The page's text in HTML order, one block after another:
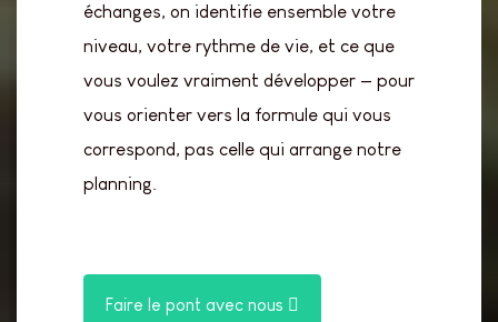
échanges, on identifie ensemble votre
niveau, votre rythme de vie, et ce que
vous voulez vraiment développer — pour
vous orienter vers la formule qui vous
correspond, pas celle qui arrange notre
planning.
Faire le pont avec nous